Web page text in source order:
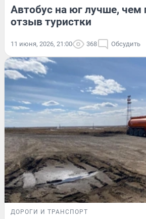
Автобус на юг лучше, чем
отзыв туристки
11 июня, 2026, 21:00 368 Обсудить
ДОРОГИ И ТРАНСПОРТ